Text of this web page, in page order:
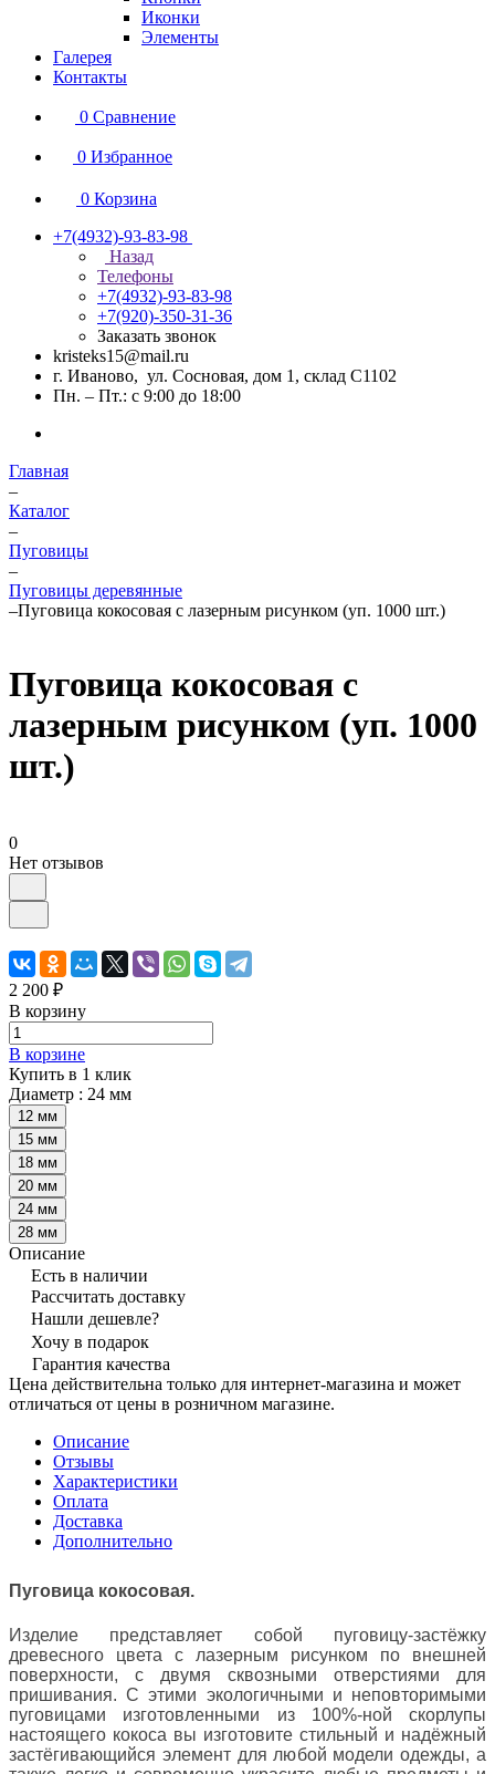
Иконки
Элементы
Галерея
Контакты
0 Сравнение
0 Избранное
0 Корзина
+7(4932)-93-83-98
Назад
Телефоны
+7(4932)-93-83-98
+7(920)-350-31-36
Заказать звонок
kristeks15@mail.ru
г. Иваново, ул. Сосновая, дом 1, склад С1102
Пн. – Пт.: с 9:00 до 18:00
Главная
–
Каталог
–
Пуговицы
–
Пуговицы деревянные
–Пуговица кокосовая с лазерным рисунком (уп. 1000 шт.)
Пуговица кокосовая с
лазерным рисунком (уп. 1000
шт.)
0
Нет отзывов
2 200 ₽
В корзину
В корзине
Купить в 1 клик
Диаметр : 24 мм
12 мм
15 мм
18 мм
20 мм
24 мм
28 мм
Описание
Есть в наличии
Рассчитать доставку
Нашли дешевле?
Хочу в подарок
Гарантия качества
Цена действительна только для интернет-магазина и может
отличаться от цены в розничном магазине.
Описание
Отзывы
Характеристики
Оплата
Доставка
Дополнительно
Пуговица кокосовая.
Изделие представляет собой пуговицу-застёжку
древесного цвета с лазерным рисунком по внешней
поверхности, с двумя сквозными отверстиями для
пришивания. С этими экологичными и неповторимыми
пуговицами изготовленными из 100%-ной скорлупы
настоящего кокоса вы изготовите стильный и надёжный
застёгивающийся элемент для любой модели одежды, а